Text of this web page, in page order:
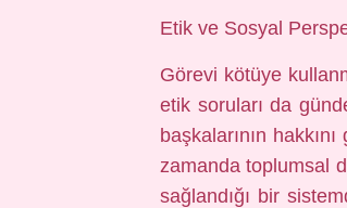
Etik ve Sosyal
Görevi kötüye
etik soruları da
başkalarının
zamanda toplumsal
sağlandığı bir